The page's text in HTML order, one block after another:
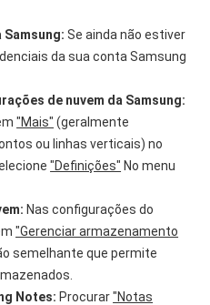
Samsung: Se ainda não estiver
da sua conta Samsung
de nuvem da Samsung:
"Mais" (geralmente
ou linhas verticais) no
"Definições" No menu
Nas configurações do
"Gerenciar armazenamento
semelhante que permite
Notes: Procurar"Notas